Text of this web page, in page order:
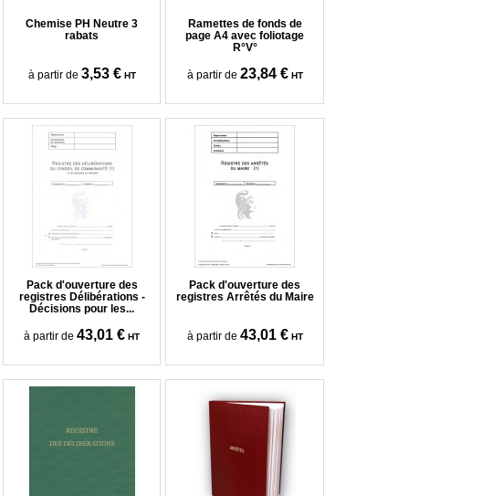
Chemise PH Neutre 3
rabats
à partir de 3,53 € HT
Ramettes de fonds de
page A4 avec foliotage
R°V°
à partir de 23,84 € HT
Pack d'ouverture des
registres Délibérations -
Décisions pour les...
à partir de 43,01 € HT
Pack d'ouverture des
registres Arrêtés du Maire
à partir de 43,01 € HT